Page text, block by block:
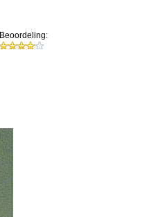
Beoordeling: